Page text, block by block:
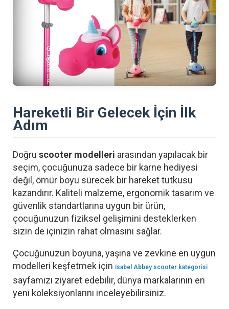
Hareketli Bir Gelecek İçin İlk
Adım
Doğru scooter modelleri arasından yapılacak bir
seçim, çocuğunuza sadece bir karne hediyesi
değil, ömür boyu sürecek bir hareket tutkusu
kazandırır. Kaliteli malzeme, ergonomik tasarım ve
güvenlik standartlarına uygun bir ürün,
çocuğunuzun fiziksel gelişimini desteklerken
sizin de içinizin rahat olmasını sağlar.
Çocuğunuzun boyuna, yaşına ve zevkine en uygun
modelleri keşfetmek için
Isabel Abbey scooter kategorisi
sayfamızı ziyaret edebilir, dünya markalarının en
yeni koleksiyonlarını inceleyebilirsiniz.